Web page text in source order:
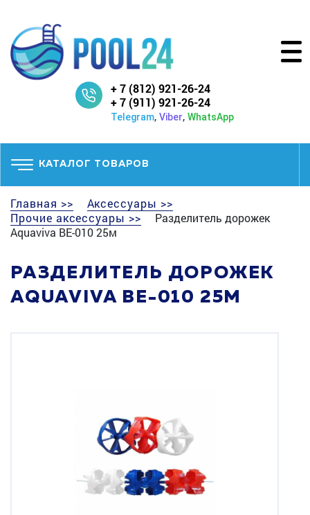
+ 7 (812) 921-26-24
+ 7 (911) 921-26-24
Telegram, Viber, WhatsApp
КАТАЛОГ ТОВАРОВ
Главная >>
Аксессуары >>
Прочие аксессуары >>
Разделитель дорожек
Aquaviva BE-010 25м
РАЗДЕЛИТЕЛЬ ДОРОЖЕК
AQUAVIVA BE-010 25М